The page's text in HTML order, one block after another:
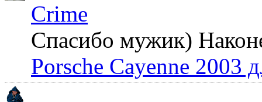
Crime
Спасибо мужик)
Porsche Cayenne 2003